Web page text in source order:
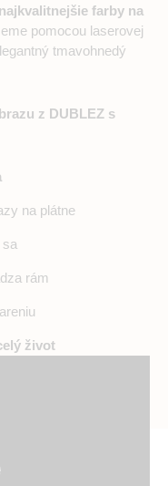
najkvalitnejšie farby na
pomocou laserovej
tmavohnedý
z DUBLEZ s
na plátne
rám
život